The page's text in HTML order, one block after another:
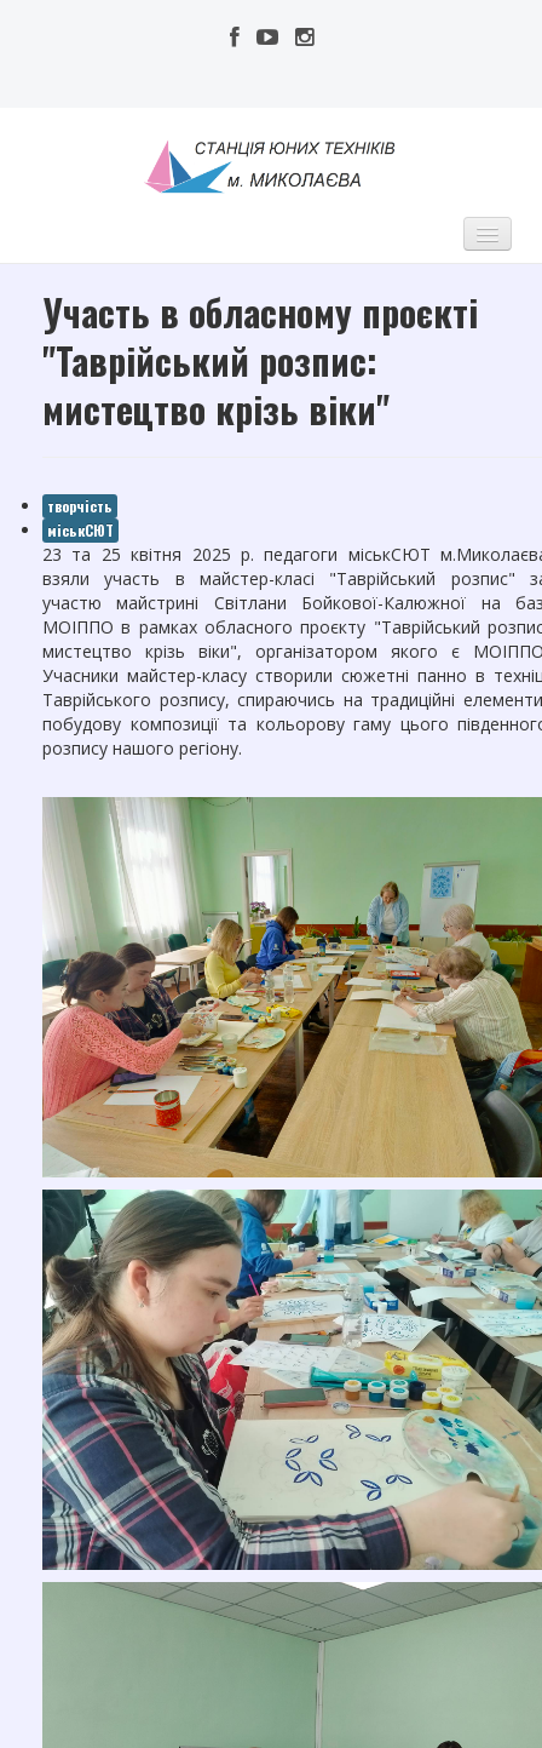
МСЮТ
Адміністрація
Педагогічний колектив
Наші досягнення
Звернення громадян
Річний звіт
ГУРТКИ
Науково-технічний напрям
Художньо-естетичний напрям
Цікава математика
ДІЯЛЬНІСТЬ
STEM-освіта
Наші проекти
Методична діяльність
Методичні розробки
Навчальні програми
Документи
НОВИНИ
РОЗКЛАД ЗАНЯТЬ
АТЕСТАЦІЯ
БАТЬКАМ ТА ДІТЯМ
Батьківський лекторій
Безпека життєдіяльності
Сторінка психолога
Захист прав дітей
Профорієнтація
КОНТАКТИ
ПРАВИЛА ПРИЙОМУ ДО ЗАКЛАДУ
Участь в обласному проєкті
"Таврійський розпис:
мистецтво крізь віки"
творчість
міськСЮТ
23 та 25 квітня 2025 р. педагоги міськСЮТ
взяли участь в майстер-класі "Таврійський розпис"
участю майстрині Світлани Бойкової-Калюжної на
МОІППО в рамках обласного проєкту "Таврійський
мистецтво крізь віки", організатором якого є
Учасники майстер-класу створили сюжетні панно в
Таврійського розпису, спираючись на традиційні
побудову композиції та кольорову гаму цього
розпису нашого регіону.